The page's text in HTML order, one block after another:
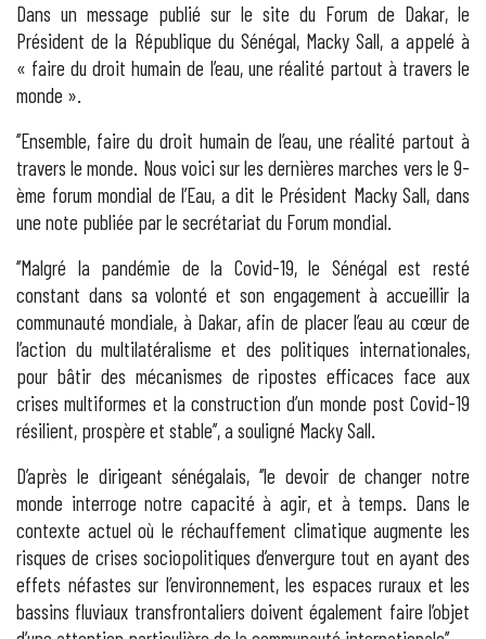
Dans un message publié sur le site du Forum de Dakar, le
Président de la République du Sénégal, Macky Sall, a appelé à
« faire du droit humain de l’eau, une réalité partout à travers le
monde ».
‘’Ensemble, faire du droit humain de l’eau, une réalité partout à
travers le monde. Nous voici sur les dernières marches vers le 9-
ème forum mondial de l’Eau, a dit le Président Macky Sall, dans
une note publiée par le secrétariat du Forum mondial.
‘’Malgré la pandémie de la Covid-19, le Sénégal est resté
constant dans sa volonté et son engagement à accueillir la
communauté mondiale, à Dakar, afin de placer l’eau au cœur de
l’action du multilatéralisme et des politiques internationales,
pour bâtir des mécanismes de ripostes efficaces face aux
crises multiformes et la construction d’un monde post Covid-19
résilient, prospère et stable’’, a souligné Macky Sall.
D’après le dirigeant sénégalais, ‘’le devoir de changer notre
monde interroge notre capacité à agir, et à temps. Dans le
contexte actuel où le réchauffement climatique augmente les
risques de crises sociopolitiques d’envergure tout en ayant des
effets néfastes sur l’environnement, les espaces ruraux et les
bassins fluviaux transfrontaliers doivent également faire l’objet